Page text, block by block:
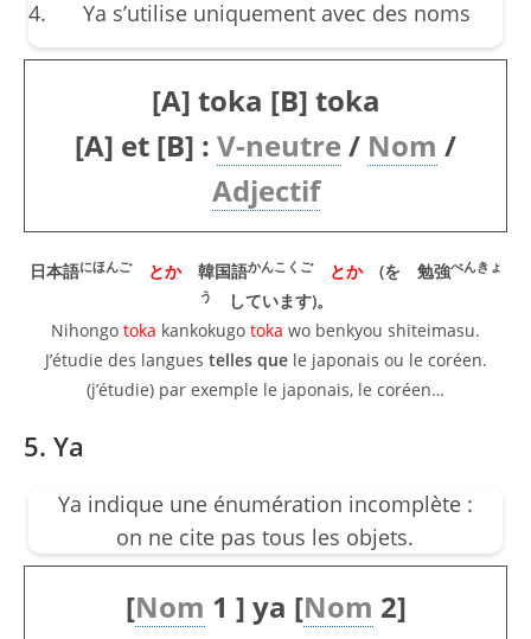
Ya s’utilise uniquement avec des noms
[A] toka [B] toka
[A] et [B] : V-neutre / Nom /
Adjectif
日本語にほんご とか韓国語かんこくご とか(を 勉強べんきょ
う
しています)。
Nihongo toka kankokugo toka wo benkyou shiteimasu.
J’étudie des langues telles quele japonais ou le coréen.
(j’étudie) par exemple le japonais, le coréen…
5. Ya
Ya indique une énumération incomplète :
on ne cite pas tous les objets.
[Nom 1 ] ya [Nom 2]